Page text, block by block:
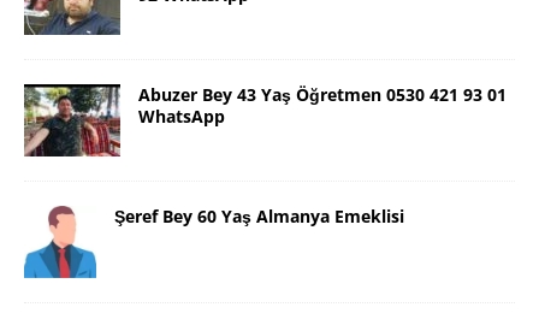
Abuzer Bey 43 Yaş Öğretmen 0530 421 93 01
WhatsApp
Şeref Bey 60 Yaş Almanya Emeklisi